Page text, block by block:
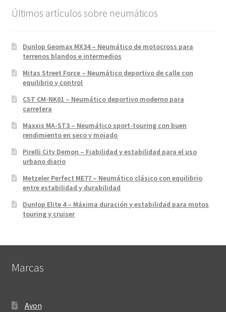
Últimos artículos sobre neumáticos
Dunlop Geomax MX34 – Neumático de motocross para
terrenos blandos e intermedios
Mitas Street Force – Neumático deportivo de calle con
equilibrio y control
CST CM-NK01 – Neumático deportivo moderno para
carretera
Maxxis MA-ST3 – Neumático sport-touring con buen
rendimiento en seco y mojado
Pirelli City Demon – Fiabilidad y estabilidad para el uso
urbano diario
Metzeler Perfect ME77 – Neumático clásico con equilibrio
entre estabilidad y durabilidad
Dunlop Elite 4 – Máxima duración y estabilidad para motos
touring y cruiser
Marcas
Avon